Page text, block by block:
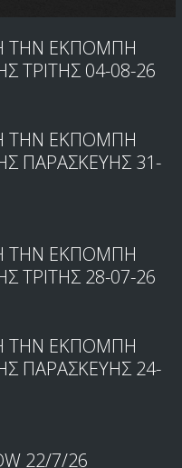
ΤΗΝ ΕΚΠΟΜΠΗ
ΤΡΙΤΗΣ 04-08-26
ΤΗΝ ΕΚΠΟΜΠΗ
ΠΑΡΑΣΚΕΥΗΣ 31-
ΤΗΝ ΕΚΠΟΜΠΗ
ΤΡΙΤΗΣ 28-07-26
ΤΗΝ ΕΚΠΟΜΠΗ
ΠΑΡΑΣΚΕΥΗΣ 24-
22/7/26